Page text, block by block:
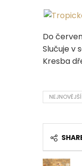
Do
Slučuje v
Kresba
NEJNOVĚJŠÍ